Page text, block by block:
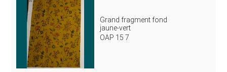
Grand fragment fond
jaune-vert
OAP 15 7